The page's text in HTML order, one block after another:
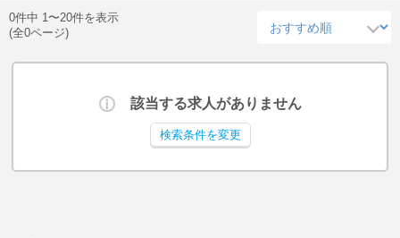
0件中 1〜20件を表示
(全0ページ)
該当する求人がありません
検索条件を変更